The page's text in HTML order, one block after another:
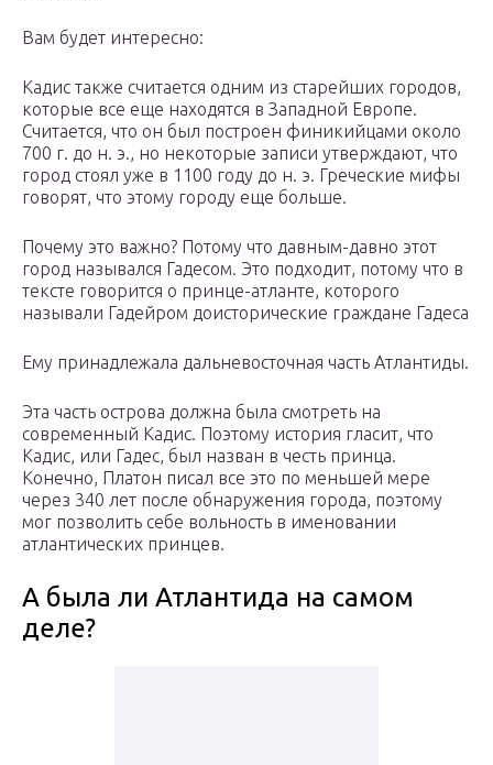
Вам будет интересно:
Кадис также считается одним из старейших городов,
которые все еще находятся в Западной Европе.
Считается, что он был построен финикийцами около
700 г. до н. э., но некоторые записи утверждают, что
город стоял уже в 1100 году до н. э. Греческие мифы
говорят, что этому городу еще больше.
Почему это важно? Потому что давным-давно этот
город назывался Гадесом. Это подходит, потому что в
тексте говорится о принце-атланте, которого
называли Гадейром доисторические граждане Гадеса
Ему принадлежала дальневосточная часть Атлантиды.
Эта часть острова должна была смотреть на
современный Кадис. Поэтому история гласит, что
Кадис, или Гадес, был назван в честь принца.
Конечно, Платон писал все это по меньшей мере
через 340 лет после обнаружения города, поэтому
мог позволить себе вольность в именовании
атлантических принцев.
А была ли Атлантида на самом
деле?